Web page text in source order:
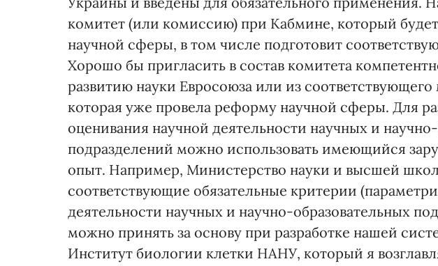
комитет (или комиссию) при Кабмине, который
научной сферы, в том числе подготовит
Хорошо бы пригласить в состав комитета
развитию науки Евросоюза или из
которая уже провела реформу научной сферы. Для
оценивания научной деятельности научных и
подразделений можно использовать имеющийся
опыт. Например, Министерство науки и высшей
соответствующие обязательные критерии
деятельности научных и научно-образовательных
можно принять за основу при разработке нашей
Институт биологии клетки НАНУ, который я